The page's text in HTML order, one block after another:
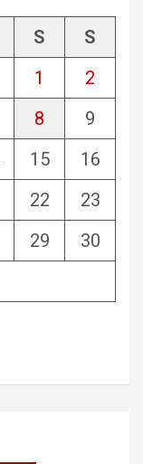
S
S
1
2
8
9
15
16
22
23
29
30